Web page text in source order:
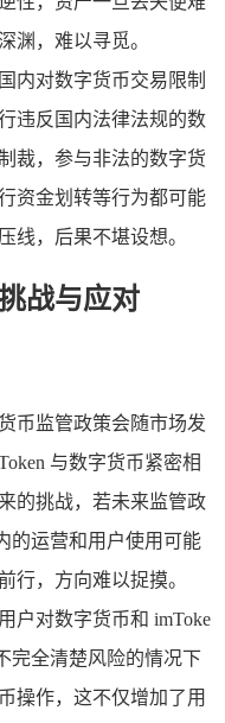
渊，难以寻觅。
内对数字货币交易限制
违反国内法律法规的数
裁，参与非法的数字货
资金划转等行为都可能
线，后果不堪设想。
战与应对
币监管政策会随市场发
与数字货币紧密相
的挑战，若未来监管政
的运营和用户使用可能
行，方向难以捉摸。
户对数字货币和 imToke
完全清楚风险的情况下
操作，这不仅增加了用